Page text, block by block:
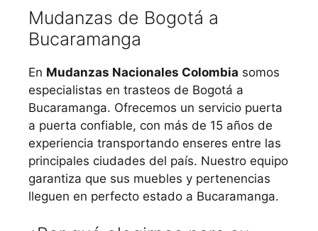
Mudanzas de Bogotá a
Bucaramanga
En Mudanzas Nacionales Colombia somos
especialistas en trasteos de Bogotá a
Bucaramanga. Ofrecemos un servicio puerta
a puerta confiable, con más de 15 años de
experiencia transportando enseres entre las
principales ciudades del país. Nuestro equipo
garantiza que sus muebles y pertenencias
lleguen en perfecto estado a Bucaramanga.